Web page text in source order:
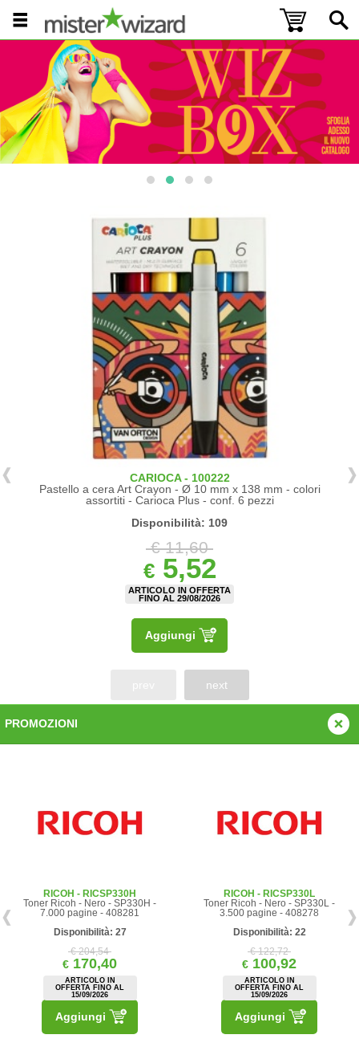
CARIOCA - 100222
Pastello a cera Art Crayon - Ø 10 mm x 138 mm - colori
assortiti - Carioca Plus - conf. 6 pezzi
Disponibilità: 109
€ 11,60
€5,52
ARTICOLO IN OFFERTA
FINO AL 29/08/2026
Aggiungi
next
PROMOZIONI
RICOH - RICSP330H
Toner Ricoh - Nero - SP330H -
7.000 pagine - 408281
Disponibilità: 27
€ 204,54
€ 170,40
ARTICOLO IN
OFFERTA FINO AL
15/09/2026
Aggiungi
RICOH - RICSP330L
Toner Ricoh - Nero - SP330L -
3.500 pagine - 408278
Disponibilità: 22
€ 122,72
€ 100,92
ARTICOLO IN
OFFERTA FINO AL
15/09/2026
Aggiungi